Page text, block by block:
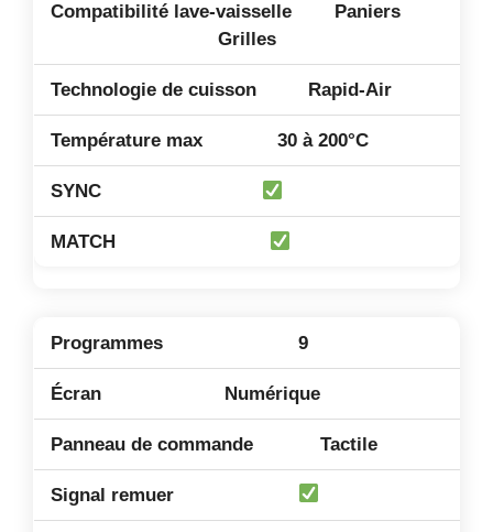
Paniers
Grilles
Rapid-Air
30 à 200°C
9
Numérique
Tactile